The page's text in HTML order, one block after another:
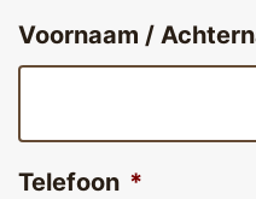
Voornaam /
Telefoon *